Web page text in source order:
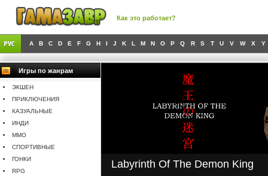
Как это работает?
A B C D E F G H I J K L M N O P Q R S T U V W X Y
Игры по жанрам
ЭКШЕН
ПРИКЛЮЧЕНИЯ
КАЗУАЛЬНЫЕ
ИНДИ
MMO
СПОРТИВНЫЕ
ГОНКИ
RPG
Labyrinth Of The Demon King